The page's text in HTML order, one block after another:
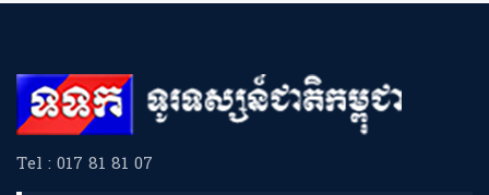
Tel : 017 81 81 07